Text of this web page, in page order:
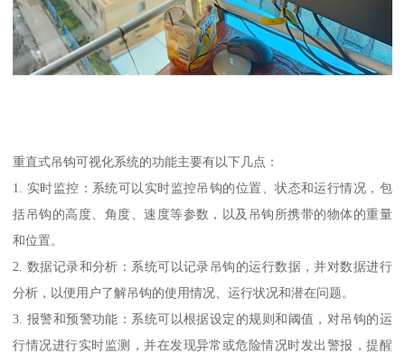
重直式吊钩可视化系统的功能主要有以下几点：
1. 实时监控：系统可以实时监控吊钩的位置、状态和运行情况，包
括吊钩的高度、角度、速度等参数，以及吊钩所携带的物体的重量
和位置。
2. 数据记录和分析：系统可以记录吊钩的运行数据，并对数据进行
分析，以便用户了解吊钩的使用情况、运行状况和潜在问题。
3. 报警和预警功能：系统可以根据设定的规则和阈值，对吊钩的运
行情况进行实时监测，并在发现异常或危险情况时发出警报，提醒